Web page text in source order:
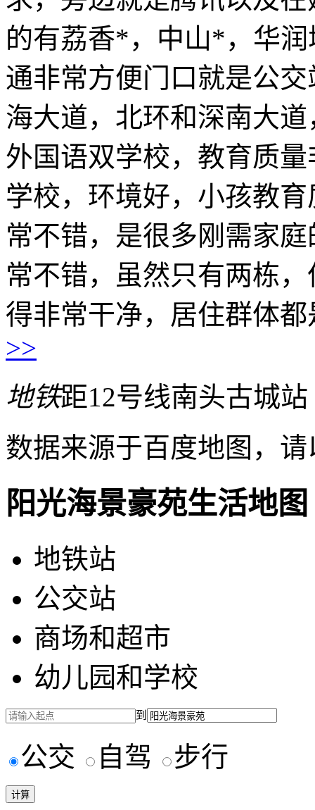
的有荔香*，中山*，华
通非常方便门口就是公
海大道，北环和深南大
外国语双学校，教育质
学校，环境好，小孩教
常不错，是很多刚需家
常不错，虽然只有两栋
得非常干净，居住群体
>>
地铁距12号线南头古城站
数据来源于百度地图，
阳光海景豪苑生活地图
地铁站
公交站
商场和超市
幼儿园和学校
到
公交 自驾 步行